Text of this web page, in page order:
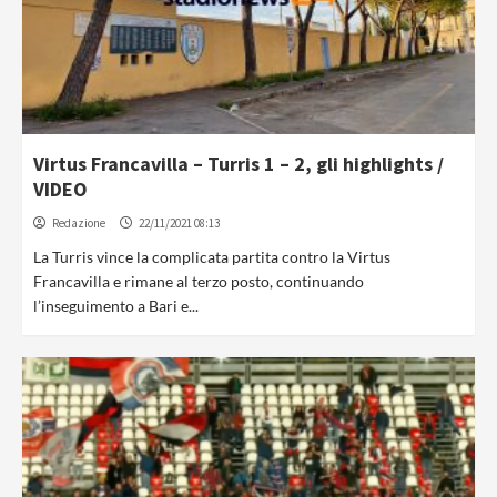
Virtus Francavilla – Turris 1 – 2, gli highlights /
VIDEO
Redazione 22/11/2021 08:13
La Turris vince la complicata partita contro la Virtus
Francavilla e rimane al terzo posto, continuando
l’inseguimento a Bari e...